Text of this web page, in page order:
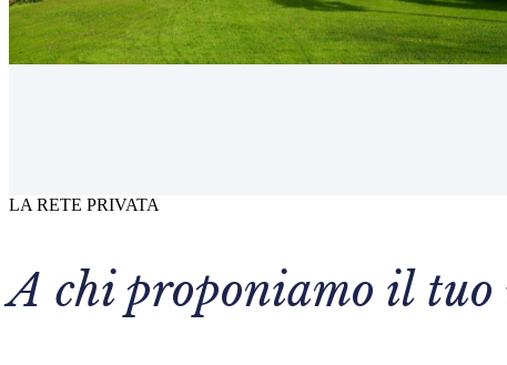
LA RETE PRIVATA
A chi proponiamo il tuo